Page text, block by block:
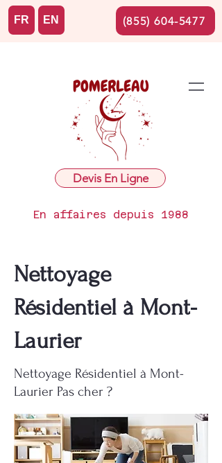
Devis En Ligne
En affaires depuis 1988
FR EN (855) 604-5477
Nettoyage
Résidentiel à Mont-
Laurier
Nettoyage Résidentiel à Mont-
Laurier Pas cher ?